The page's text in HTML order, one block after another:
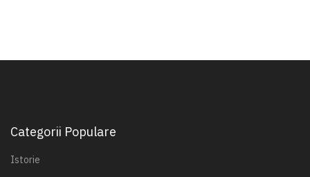
Categorii Populare
Istorie